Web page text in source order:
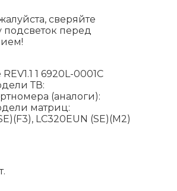
сверяйте
подсветок перед
1 6920L-0001C
ТВ:
(аналоги):
матриц:
LC320EUN (SE)(M2)